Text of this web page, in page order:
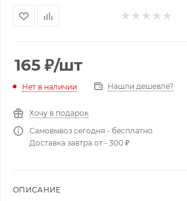
165 ₽/шт
Нет в наличии Нашли дешевле?
Хочу в подарок
Самовывоз сегодня - бесплатно
Доставка завтра от - 300 ₽
ОПИСАНИЕ